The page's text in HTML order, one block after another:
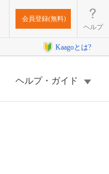
会員登録(無料)
ヘルプ
Kaagoとは?
ヘルプ・ガイド